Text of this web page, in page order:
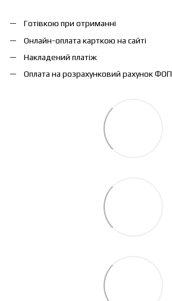
Готівкою при отриманні
Онлайн-оплата карткою на сайті
Накладений платіж
Оплата на розрахунковий рахунок ФОП